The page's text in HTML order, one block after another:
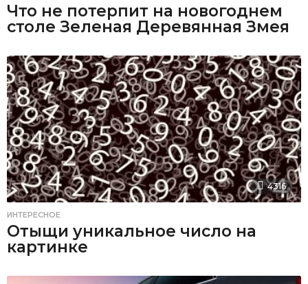
Что не потерпит на новогоднем
столе Зеленая Деревянная Змея
4316
ИНТЕРЕСНОЕ
Отыщи уникальное число на
картинке